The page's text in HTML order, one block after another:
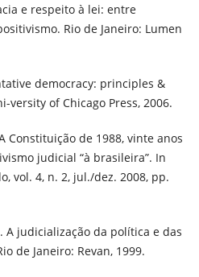
e respeito à lei: entre
Rio de Janeiro: Lumen
democracy: principles &
versity of Chicago Press, 2006.
Constituição de 1988, vinte anos
judicial “à brasileira”. In
vol. 4, n. 2, jul./dez. 2008, pp.
A judicialização da política e das
de Janeiro: Revan, 1999.